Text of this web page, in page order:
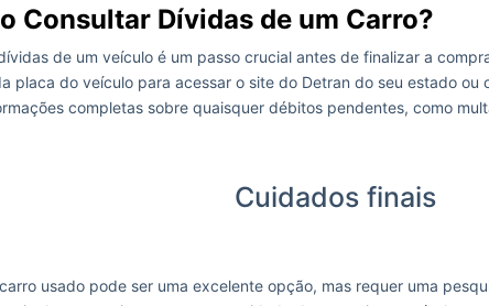
Consultar Dívidas de um Carro?
de um veículo é um passo crucial antes de finalizar a
placa do veículo para acessar o site do Detran do seu estado ou
completas sobre quaisquer débitos pendentes, como
Cuidados finais
usado pode ser uma excelente opção, mas requer uma